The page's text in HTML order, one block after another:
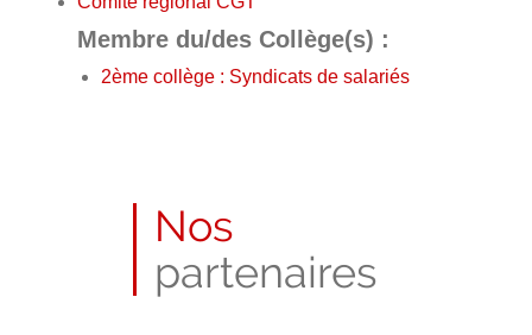
Membre du/des Collège(s) :
2ème collège : Syndicats de salariés
Nos
partenaires